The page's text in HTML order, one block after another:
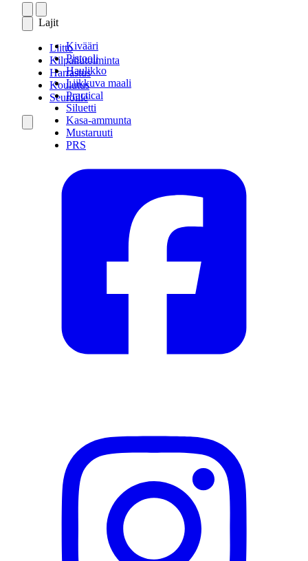
Lajit
Kivääri
Pistooli
Haulikko
Liikkuva maali
Practical
Siluetti
Kasa-ammunta
Mustaruuti
PRS
Liitto
Kilpailutoiminta
Harrastus
Koulutus
Seuroille